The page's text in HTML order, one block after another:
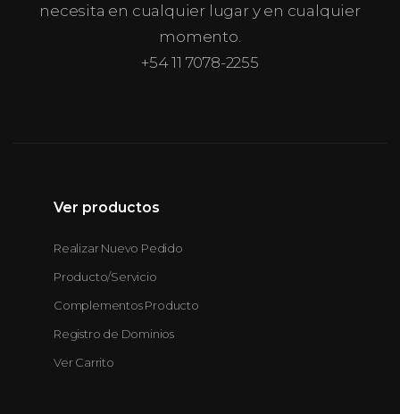
necesita en cualquier lugar y en cualquier
momento.
+54 11 7078-2255
Ver productos
Realizar Nuevo Pedido
Producto/Servicio
Complementos Producto
Registro de Dominios
Ver Carrito